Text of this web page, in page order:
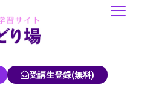
受講生登録(無料)